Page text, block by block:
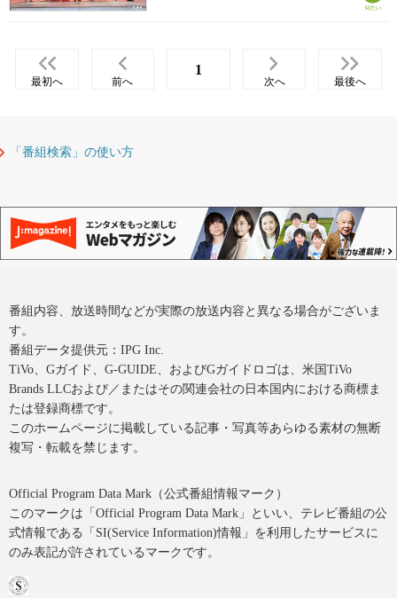
最初へ 前へ
1
次へ 最後へ
「番組検索」の使い方
番組内容、放送時間などが実際の放送内容と異なる場合がございま
す。
番組データ提供元：IPG Inc.
TiVo、Gガイド、G-GUIDE、およびGガイドロゴは、米国TiVo
Brands LLCおよび／またはその関連会社の日本国内における商標ま
たは登録商標です。
このホームページに掲載している記事・写真等あらゆる素材の無断
複写・転載を禁じます。
Official Program Data Mark（公式番組情報マーク）
このマークは「Official Program Data Mark」といい、テレビ番組の公
式情報である「SI(Service Information)情報」を利用したサービスに
のみ表記が許されているマークです。